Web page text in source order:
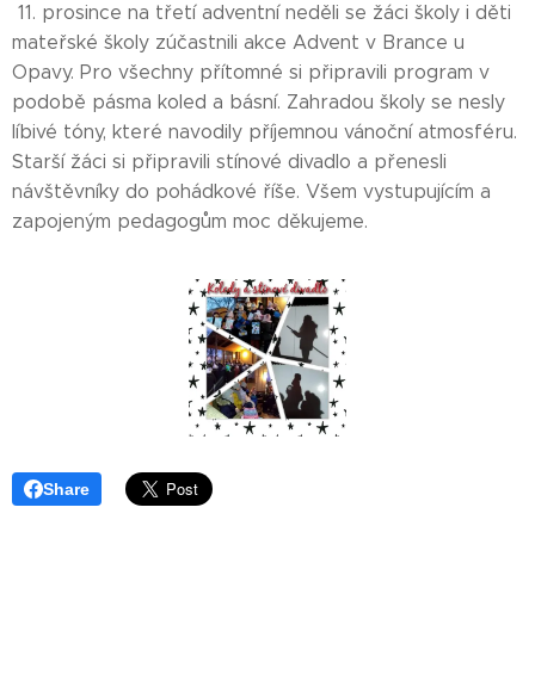
11. prosince na třetí adventní neděli se žáci školy i děti
mateřské školy zúčastnili akce Advent v Brance u
Opavy. Pro všechny přítomné si připravili program v
podobě pásma koled a básní. Zahradou školy se nesly
líbivé tóny, které navodily příjemnou vánoční atmosféru.
Starší žáci si připravili stínové divadlo a přenesli
návštěvníky do pohádkové říše. Všem vystupujícím a
zapojeným pedagogům moc děkujeme.
Share